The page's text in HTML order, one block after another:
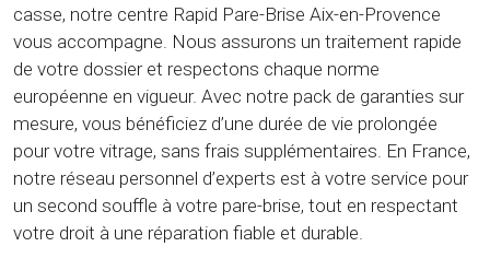
casse, notre centre Rapid Pare-Brise Aix-en-Provence
vous accompagne. Nous assurons un traitement rapide
de votre dossier et respectons chaque norme
européenne en vigueur. Avec notre pack de garanties sur
mesure, vous bénéficiez d’une durée de vie prolongée
pour votre vitrage, sans frais supplémentaires. En France,
notre réseau personnel d’experts est à votre service pour
un second souffle à votre pare-brise, tout en respectant
votre droit à une réparation fiable et durable.